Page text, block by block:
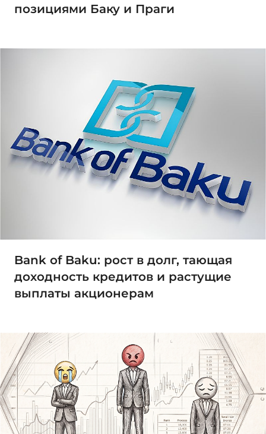
позициями Баку и Праги
Bank of Baku: рост в долг, тающая
доходность кредитов и растущие
выплаты акционерам